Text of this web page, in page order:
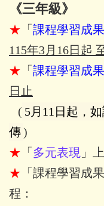
《三年級》
★ 「 課程學習成果
115年3月16日起
★ 「 課程學習成果
日止
( 5月11日起，
傳)
★ 「 多元表現 」
★ 「課程學習成
程：